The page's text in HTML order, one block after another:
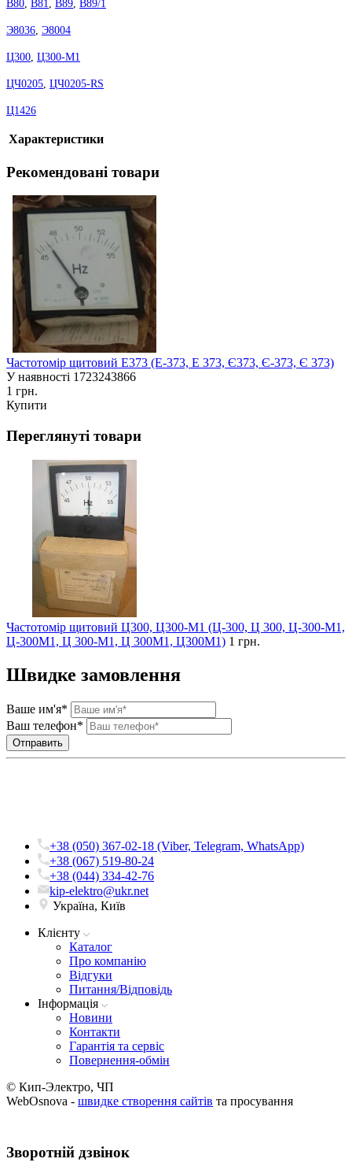
В80 В81 В89 В89/1
Э8036 Э8004
Ц300 Ц300-М1
ЦЧ0205 ЦЧ0205-RS
Ц1426
Характеристики
Рекомендовані товари
Частотомір щитовий Е373 (Е-373, Е 373, Є373, Є-373, Є 373)
У наявності 1723243866
1 грн.
Купити
Переглянуті товари
Частотомір щитовий Ц300, Ц300-М1 (Ц-300, Ц 300, Ц-300-М1,
Ц-300М1, Ц 300-М1, Ц 300М1, Ц300М1) 1 грн.
Швидке замовлення
Ваше им'я*
Ваш телефон*
+38 (050) 367-02-18 (Viber, Telegram, WhatsApp)
+38 (067) 519-80-24
+38 (044) 334-42-76
kip-elektro@ukr.net
Україна, Київ
Клієнту
Каталог
Про компанію
Вiдгуки
Питання/Відповідь
Iнформацiя
Новини
Контакти
Гарантія та сервіс
Повернення-обмін
© Кип-Электро, ЧП
WebOsnova - швидке створення сайтів та просування
Зворотнiй дзвiнок